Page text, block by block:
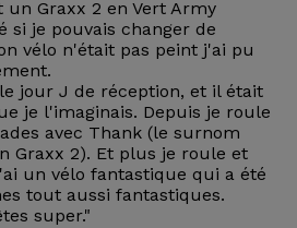
un Graxx 2 en Vert Army
si je pouvais changer de
vélo n'était pas peint j'ai pu
jour J de réception, et il était
je l'imaginais. Depuis je roule
avec Thank (le surnom
Graxx 2). Et plus je roule et
un vélo fantastique qui a été
tout aussi fantastiques.
super."